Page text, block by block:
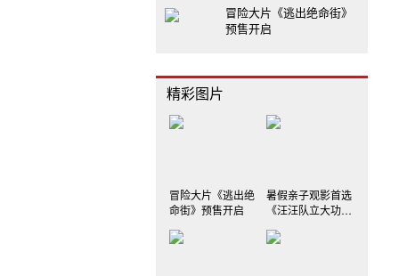
冒险大片《逃出绝命街》
预售开启
精彩图片
冒险大片《逃出绝
命街》预售开启
暑假亲子观影首选
《汪汪队立大功大